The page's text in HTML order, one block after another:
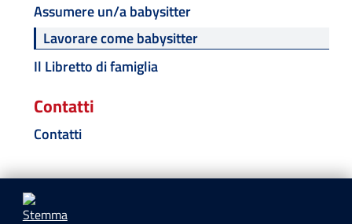
Assumere un/a babysitter
Lavorare come babysitter
Il Libretto di famiglia
Contatti
Contatti